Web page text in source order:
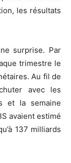
les résultats
surprise. Par
trimestre le
Au fil de
avec les
et la semaine
avaient estimé
137 milliards